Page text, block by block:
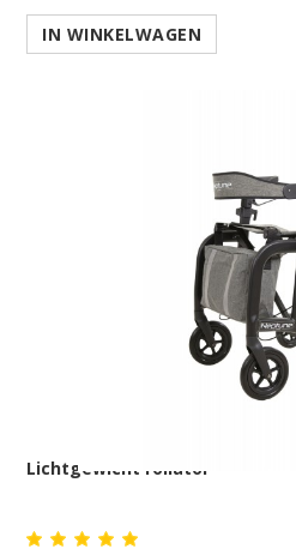
IN WINKELWAGEN
Lichtgewicht rollator